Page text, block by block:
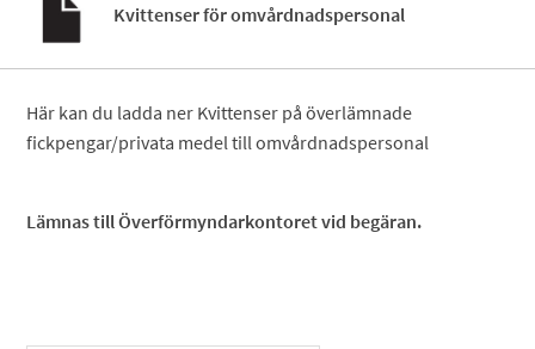
Kvittenser för omvårdnadspersonal
Här kan du ladda ner Kvittenser på överlämnade
fickpengar/privata medel till omvårdnadspersonal
Lämnas till Överförmyndarkontoret vid begäran.